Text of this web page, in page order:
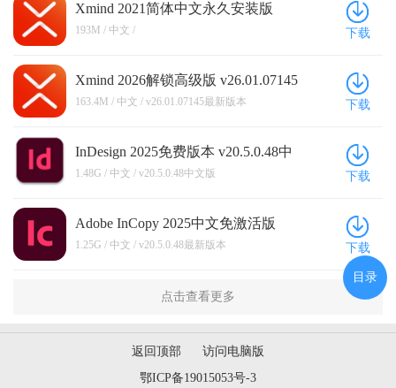
Xmind 2021简体中文永久安装版
193M / 中文 / 下载
Xmind 2026解锁高级版 v26.01.07145
最新版本
163.4M / 中文 / v26.01.07145最新版本 下载
InDesign 2025免费版本 v20.5.0.48中
文版
1.48G / 中文 / v20.5.0.48中文版 下载
Adobe InCopy 2025中文免激活版
v20.5.0.48最新版本
1.25G / 中文 / v20.5.0.48最新版本 下载
点击查看更多
返回顶部
访问电脑版
鄂ICP备19015053号-3
目录